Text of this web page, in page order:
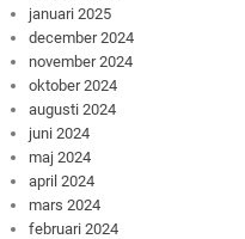
januari 2025
december 2024
november 2024
oktober 2024
augusti 2024
juni 2024
maj 2024
april 2024
mars 2024
februari 2024